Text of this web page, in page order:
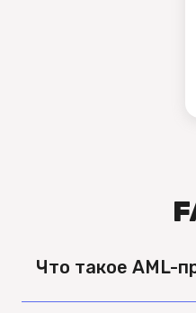
Что такое AML-